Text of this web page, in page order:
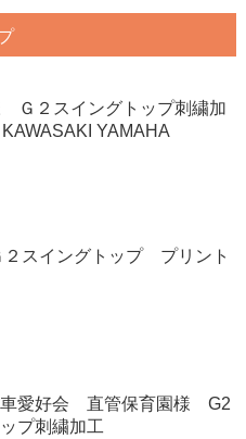
Ｇ２スイングトップ刺繍加
YAMAHA
スイングトップ プリント
車愛好会 直管保育園様 G2
プ刺繍加工